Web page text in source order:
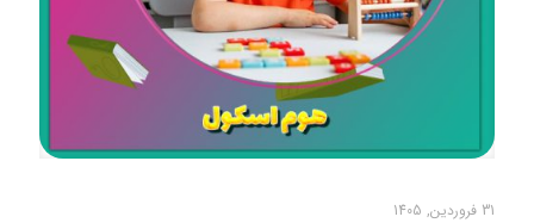
31 فروردین, 1405